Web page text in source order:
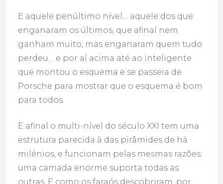
E aquele penúltimo nível… aquele dos que
enganaram os últimos, que afinal nem
ganham muito, mas enganaram quem tudo
perdeu… e por aí acima até ao inteligente
que montou o esquema e se passeia de
Porsche para mostrar que o esquema é bom
para todos.
E afinal o multi-nível do século XXI tem uma
estrutura parecida à das pirâmides de há
milénios, e funcionam pelas mesmas razões:
uma camada enorme suporta todas as
outras. E como os faraós descobriram, por